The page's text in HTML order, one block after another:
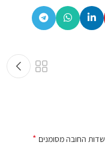
שדות החובה מסומנים *